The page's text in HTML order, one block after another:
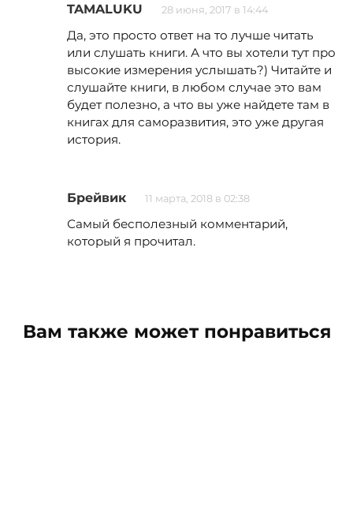
TAMALUKU 28 июня, 2017 в 14:44
Да, это просто ответ на то лучше читать
или слушать книги. А что вы хотели тут про
высокие измерения услышать?) Читайте и
слушайте книги, в любом случае это вам
будет полезно, а что вы уже найдете там в
книгах для саморазвития, это уже другая
история.
Брейвик 11 марта, 2018 в 02:38
Самый бесполезный комментарий,
который я прочитал.
Вам также может понравиться